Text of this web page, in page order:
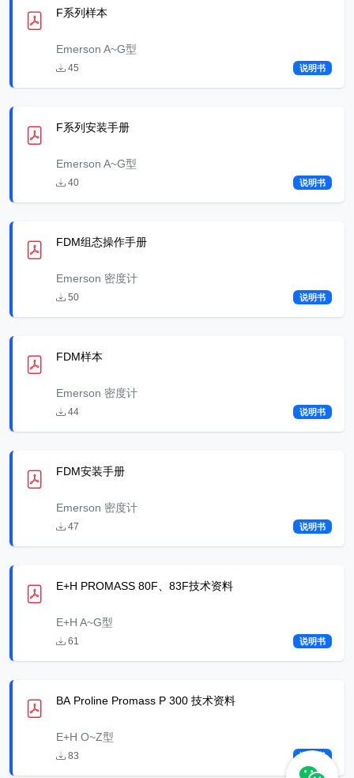
F系列样本
Emerson A~G型
45 说明书
F系列安装手册
Emerson A~G型
40 说明书
FDM组态操作手册
Emerson 密度计
50 说明书
FDM样本
Emerson 密度计
44 说明书
FDM安装手册
Emerson 密度计
47 说明书
E+H PROMASS 80F、83F技术资料
E+H A~G型
61 说明书
BA Proline Promass P 300 技术资料
E+H O~Z型
83 说明书